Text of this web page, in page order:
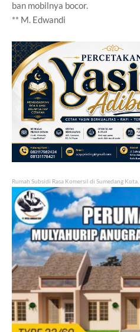
ban mobilnya bocor.
** M. Edwandi
Rumah Subsidi Rasa Komersil di Sumedang